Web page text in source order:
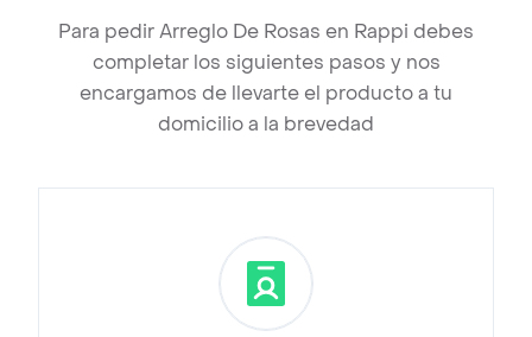
Para pedir Arreglo De Rosas en Rappi debes
completar los siguientes pasos y nos
encargamos de llevarte el producto a tu
domicilio a la brevedad